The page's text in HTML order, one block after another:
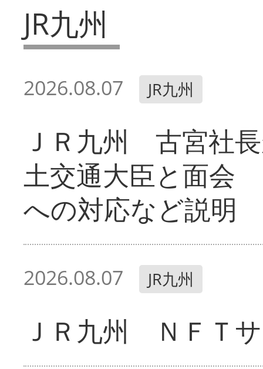
JR九州
2026.08.07 JR九州
ＪＲ九州 古宮社
土交通大臣と面会
への対応など説明
2026.08.07 JR九州
ＪＲ九州 ＮＦＴ